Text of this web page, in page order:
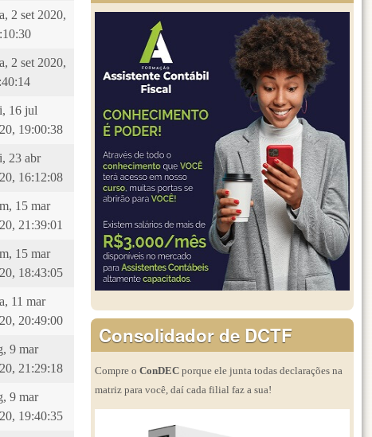
2 set 2020,
2 set 2020,
16 jul
19:00:38
23 abr
16:12:08
15 mar
21:39:01
15 mar
18:43:05
11 mar
20:49:00
9 mar
21:29:18
9 mar
19:40:35
Consolidador de DCTF
Compre o ConDEC porque ele junta todas declarações na
matriz para você, daí cada filial faz a sua!